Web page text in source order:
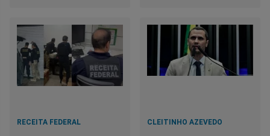
RECEITA FEDERAL CLEITINHO AZEVEDO